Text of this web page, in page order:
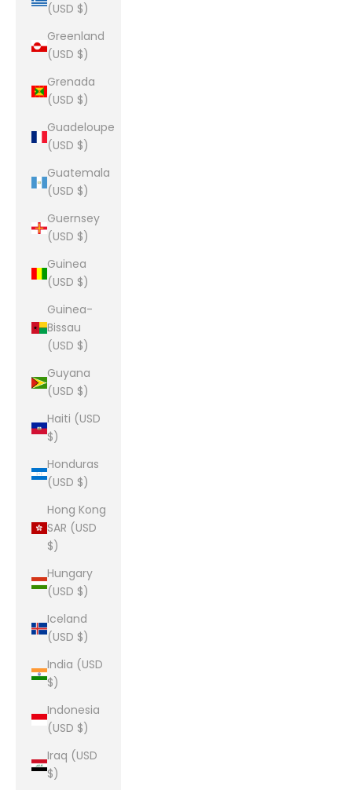
(USD $)
Greenland
(USD $)
Grenada
(USD $)
Guadeloupe
(USD $)
Guatemala
(USD $)
Guernsey
(USD $)
Guinea
(USD $)
Guinea-
Bissau
(USD $)
Guyana
(USD $)
Haiti (USD
$)
Honduras
(USD $)
Hong Kong
SAR (USD
$)
Hungary
(USD $)
Iceland
(USD $)
India (USD
$)
Indonesia
(USD $)
Iraq (USD
$)